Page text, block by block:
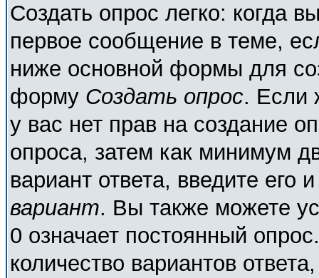
Создать опрос легко: когда
первое сообщение в теме,
ниже основной формы для
форму Создать опрос. Если
у вас нет прав на создание
опроса, затем как минимум
вариант ответа, введите его
вариант. Вы также можете
0 означает постоянный
количество вариантов